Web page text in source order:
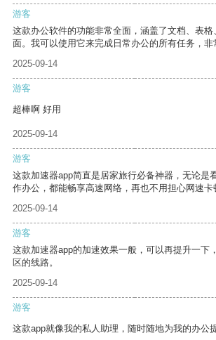
游客
这款办公软件的功能非常全面，涵盖了文档、表
面。我可以使用它来完成日常办公的所有任务，非
2025-09-14
游客
超棒啊 好用
2025-09-14
游客
这款加速器app简直是居家旅行必备神器，无论是
作办公，都能畅享高速网络，再也不用担心网速卡
2025-09-14
游客
这款加速器app的加速效果一般，可以再提升一下
区的线路。
2025-09-14
游客
这款app就像我的私人助理，随时随地为我的办公